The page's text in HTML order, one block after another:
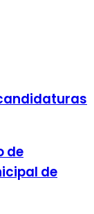
de
de